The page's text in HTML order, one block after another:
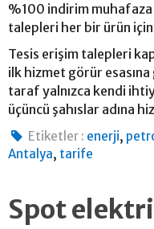
%100 indirim
talepleri her bir ürün
Tesis erişim talepleri
ilk hizmet görür
taraf yalnızca kendi
üçüncü şahıslar adına
Etiketler : enerji,
Antalya, tarife
Spot